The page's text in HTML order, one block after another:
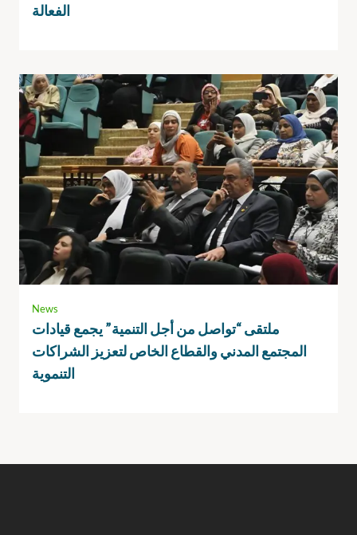
الفعالة
News
ملتقى “تواصل من أجل التنمية” يجمع قيادات
المجتمع المدني والقطاع الخاص لتعزيز الشراكات
التنموية